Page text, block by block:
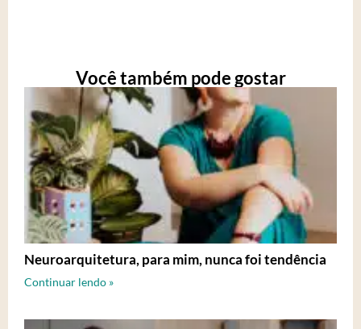
Você também pode gostar
Neuroarquitetura, para mim, nunca foi tendência
Continuar lendo »